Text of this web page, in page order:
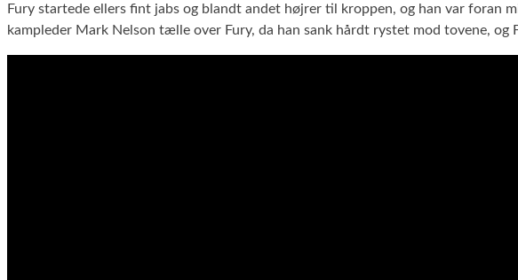
Fury startede ellers fint jabs og blandt andet højrer til kroppen, og han var foran
kampleder Mark Nelson tælle over Fury, da han sank hårdt rystet mod tovene, og